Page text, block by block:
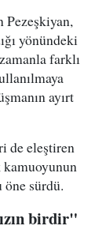
Pezeşkiyan,
yönündeki
farklı
ayırt
de eleştiren
kamuoyunun
öne sürdü.
birdir"